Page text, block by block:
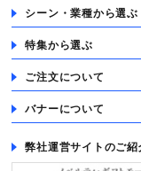
シーン・業種から選ぶ
特集から選ぶ
ご注文について
バナーについて
弊社運営サイトのご紹